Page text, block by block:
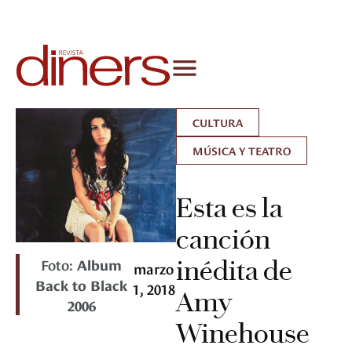
Foto:Album
Back to Black
2006
marzo
1, 2018
CULTURA
MÚSICA Y TEATRO
Esta es la
canción
inédita de
Amy
Winehouse